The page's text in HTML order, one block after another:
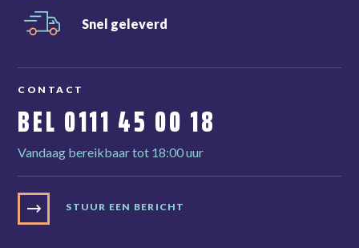
Snel geleverd
CONTACT
BEL 0111 45 00 18
Vandaag bereikbaar tot 18:00 uur
STUUR EEN BERICHT